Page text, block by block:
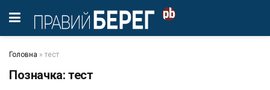
Головна » тест
Позначка: тест